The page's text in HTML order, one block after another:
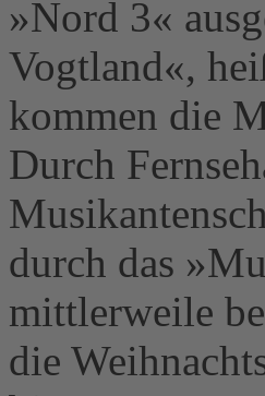
»Nord 3«
Vogtland«,
kommen die
Durch
durch das
mittlerweile
die